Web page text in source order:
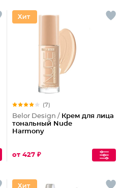
(7)
Belor Design / Крем для лица
тональный Nude
Harmony
от 427 ₽